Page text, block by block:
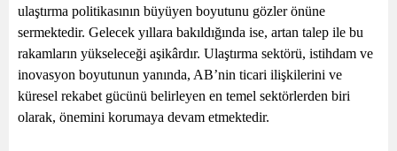
ulaştırma politikasının büyüyen boyutunu gözler önüne
sermektedir. Gelecek yıllara bakıldığında ise, artan talep ile bu
rakamların yükseleceği aşikârdır. Ulaştırma sektörü, istihdam ve
inovasyon boyutunun yanında, AB’nin ticari ilişkilerini ve
küresel rekabet gücünü belirleyen en temel sektörlerden biri
olarak, önemini korumaya devam etmektedir.